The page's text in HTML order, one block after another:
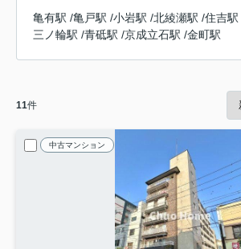
亀有駅 /亀戸駅 /小岩駅 /北綾瀬駅 /住吉駅
三ノ輪駅 /青砥駅 /京成立石駅 /金町駅
11件
中古マンション